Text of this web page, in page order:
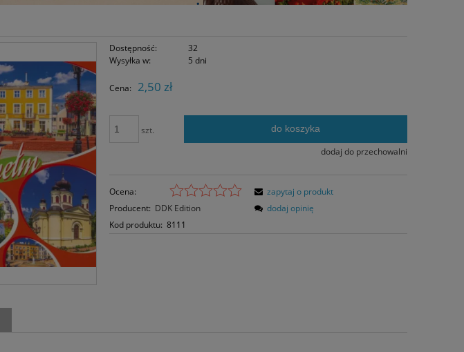
Dostępność:
32
Wysyłka w:
5 dni
Cena: 2,50 zł
szt. do koszyka
dodaj do przechowalni
Ocena:
Producent: DDK Edition
Kod produktu: 8111
zapytaj o produkt
dodaj opinię